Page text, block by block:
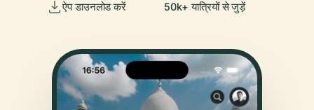
ऐप डाउनलोड करें 50k+ यात्रियों से जुड़ें